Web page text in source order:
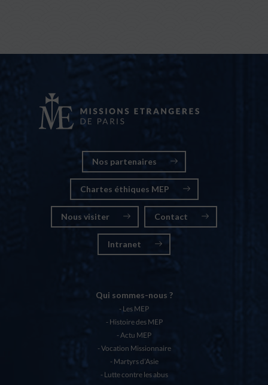
Nos partenaires
Chartes éthiques MEP
Nous visiter Contact
Intranet
Qui sommes-nous ?
Les MEP
Histoire des MEP
Actu MEP
Vocation Missionnaire
Martyrs d’Asie
Lutte contre les abus